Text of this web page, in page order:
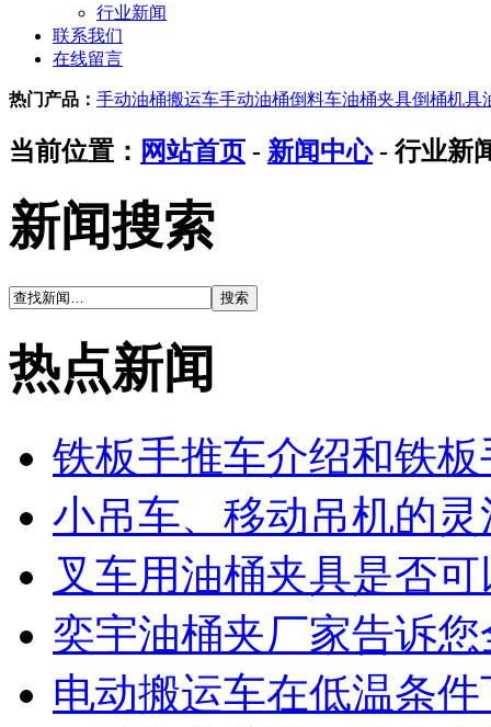
行业新闻
联系我们
在线留言
热门产品： 手动油桶搬运车手动油桶倒料车油桶夹具倒桶机具
当前位置： 网站首页 - 新闻中心- 行业新
新闻搜索
热点新闻
铁板手推车介绍和铁
小吊车、移动吊机的灵
叉车用油桶夹具是否
奕宇油桶夹厂家告诉
电动搬运车在低温条